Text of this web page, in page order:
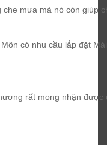
che mưa mà nó còn giúp
có nhu cầu lắp đặt
rất mong nhận được